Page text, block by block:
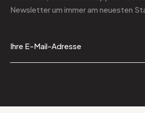
Newsletterum immer am neuesten